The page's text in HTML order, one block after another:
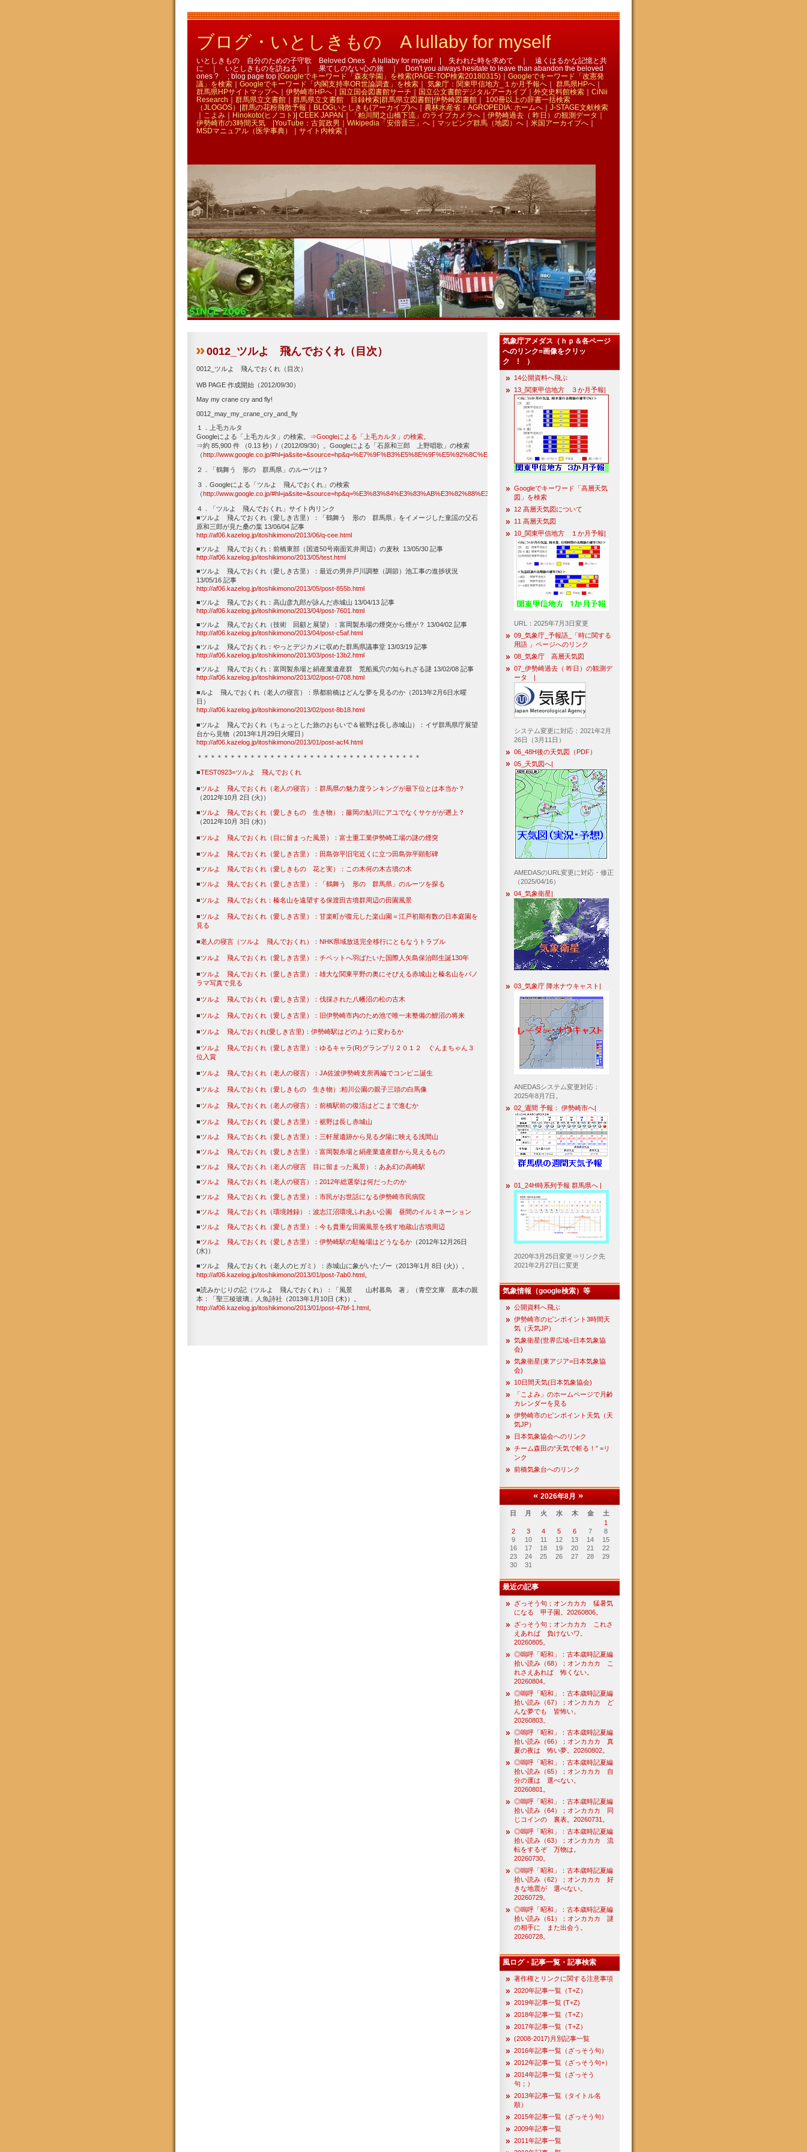
ブログ・いとしきもの A lullaby for myself
いとしきもの 自分のための子守歌 Beloved Ones A lullaby for myself | 失われた時を求めて ｜ 遠くはるかな記憶と共
に ｜ いとしきものを訪ねる ｜ 果てしのない心の旅 ｜ Don't you always hesitate to leave than abandon the beloved
ones ? ; blog page top | Googleでキーワード「森友学園」を検索(PAGE-TOP検索20180315)
Googleでキーワード「改憲発
議」を検索
Googleでキーワード「内閣支持率OR世論調査」を検索 気象庁：関東甲信地方_１か月予報へ 群馬県HPへ
群馬県HPサイトマップへ
伊勢崎市HPへ 国立国会図書館サーチ 国立公文書館デジタルアーカイブ 外交史料館検索
CiNii
Research
群馬県立文書館 群馬県立文書館 目録検索| 群馬県立図書館 伊勢崎図書館
100冊以上の辞書一括検索
（JLOGOS）
群馬の花粉飛散予報 BLOGいとしきも(アーカイブ)へ 農林水産省：AGROPEDIA: ホームへ
J-STAGE文献検索
こよみ Hinokoto(ヒノコト) CEEK JAPAN 「粕川間之山橋下流」のライブカメラへ
伊勢崎過去（ 昨日）の観測データ｜
伊勢崎市の3時間天気 | YouTube：古賀政男｜ Wikipedia「安倍晋三」へ マッピング群馬（地図）へ 米国アーカイブへ
MSDマニュアル（医学事典）
サイト内検索
|
｜x
0012_ツルよ 飛んでおくれ（目次）
0012_ツルよ 飛んでおくれ（目次）
WB PAGE 作成開始（2012/09/30）
May my crane cry and fly!
0012_may_my_crane_cry_and_fly
１．上毛カルタ
Googleによる「上毛カルタ」の検索。 ⇒Googleによる「上毛カルタ」の検索。
⇒約 85,900 件 （0.13 秒）/（2012/09/30）。 Googleによる「石原和三郎 上野唱歌」の検索
（http://www.google.co.jp/#hl=ja&site=&source=hp&q=%E7%9F%B3%E5%8E%9F%E5%92%8C%E4%B8%89%E9%83%8E%E3%80%80%E4%B8%8A%E9%87%8E%E5%94%B1%E6%AD%8C
２．「鶴舞う 形の 群馬県」のルーツは？
３．Googleによる「ツルよ 飛んでおくれ」の検索
（http://www.google.co.jp/#hl=ja&site=&source=hp&q=%E3%83%84%E3%83%AB%E3%82%88%E3%80%80%E9%A3%9B%E3%82%93%E3%81%A7%E3%81%8A%E3%81%8F%E3%82%8C
４．「ツルよ 飛んでおくれ」サイト内リンク
■ツルよ 飛んでおくれ（愛しき古里）：「鶴舞う 形の 群馬県」をイメージした童謡の父石
原和三郎が見た桑の葉 13/06/04 記事
http://af06.kazelog.jp/itoshikimono/2013/06/q-cee.html
■ツルよ 飛んでおくれ：前橋東部（国道50号南面笂井周辺）の麦秋 13/05/30 記事
http://af06.kazelog.jp/itoshikimono/2013/05/test.html
■ツルよ 飛んでおくれ（愛しき古里）：最近の男井戸川調整（調節）池工事の進捗状況
13/05/16 記事
http://af06.kazelog.jp/itoshikimono/2013/05/post-855b.html
■ツルよ 飛んでおくれ：高山彦九郎が詠んだ赤城山 13/04/13 記事
http://af06.kazelog.jp/itoshikimono/2013/04/post-7601.html
■ツルよ 飛んでおくれ（技術 回顧と展望）：富岡製糸場の煙突から煙が？ 13/04/02 記事
http://af06.kazelog.jp/itoshikimono/2013/04/post-c5af.html
■ツルよ 飛んでおくれ：やっとデジカメに収めた群馬県議事堂 13/03/19 記事
http://af06.kazelog.jp/itoshikimono/2013/03/post-13b2.html
■ツルよ 飛んでおくれ：富岡製糸場と絹産業遺産群 荒船風穴の知られざる謎 13/02/08 記事
http://af06.kazelog.jp/itoshikimono/2013/02/post-0708.html
■ルよ 飛んでおくれ（老人の寝言）：県都前橋はどんな夢を見るのか（2013年2月6日水曜
日）
http://af06.kazelog.jp/itoshikimono/2013/02/post-8b18.html
■ツルよ 飛んでおくれ（ちょっとした旅のおもいで＆裾野は長し赤城山）：イザ群馬県庁展望
台から見物（2013年1月29日火曜日）
http://af06.kazelog.jp/itoshikimono/2013/01/post-acf4.html
＊＊＊＊＊＊＊＊＊＊＊＊＊＊＊＊＊＊＊＊＊＊＊＊＊＊＊＊＊＊＊＊＊＊
■TEST0923=ツルよ 飛んでおくれ
■ツルよ 飛んでおくれ（老人の寝言）：群馬県の魅力度ランキングが最下位とは本当か？
（2012年10月 2日 (火)）
■ツルよ 飛んでおくれ（愛しきもの 生き物）；藤岡の鮎川にアユでなくサケがが遡上？
（2012年10月 3日 (水)）
■ツルよ 飛んでおくれ（目に留まった風景）：富士重工業伊勢崎工場の謎の煙突
■ツルよ 飛んでおくれ（愛しき古里）：田島弥平旧宅近くに立つ田島弥平顕彰碑
■ツルよ 飛んでおくれ（愛しきもの 花と実）：この木何の木古墳の木
■ツルよ 飛んでおくれ（愛しき古里）：「鶴舞う 形の 群馬県」のルーツを探る
■ツルよ 飛んでおくれ：榛名山を遠望する保渡田古墳群周辺の田園風景
■ツルよ 飛んでおくれ（愛しき古里）：甘楽町が復元した楽山園＝江戸初期有数の日本庭園を
見る
■老人の寝言（ツルよ 飛んでおくれ）：NHK県域放送完全移行にともなうトラブル
■ツルよ 飛んでおくれ（愛しき古里）：チベットへ羽ばたいた国際人矢島保治郎生誕130年
■ツルよ 飛んでおくれ（愛しき古里）：雄大な関東平野の奥にそびえる赤城山と榛名山をパノ
ラマ写真で見る
■ツルよ 飛んでおくれ（愛しき古里）：伐採された八幡沼の松の古木
■ツルよ 飛んでおくれ（愛しき古里）：旧伊勢崎市内のため池で唯一未整備の鯉沼の将来
■ツルよ 飛んでおくれ(愛しき古里)：伊勢崎駅はどのように変わるか
■ツルよ 飛んでおくれ（愛しき古里）：ゆるキャラ(R)グランプリ２０１２ ぐんまちゃん３
位入賞
■ツルよ 飛んでおくれ（老人の寝言）：JA佐波伊勢崎支所再編でコンビニ誕生
■ツルよ 飛んでおくれ（愛しきもの 生き物）:粕川公園の親子三頭の白馬像
■ツルよ 飛んでおくれ（老人の寝言）：前橋駅前の復活はどこまで進むか
■ツルよ 飛んでおくれ（愛しき古里）：裾野は長し赤城山
■ツルよ 飛んでおくれ（愛しき古里）：三軒屋遺跡から見る夕陽に映える浅間山
■ツルよ 飛んでおくれ（愛しき古里）：富岡製糸場と絹産業遺産群から見えるもの
■ツルよ 飛んでおくれ（老人の寝言 目に留まった風景）：ああ幻の高崎駅
■ツルよ 飛んでおくれ（老人の寝言）：2012年総選挙は何だったのか
■ツルよ 飛んでおくれ（愛しき古里）：市民がお世話になる伊勢崎市民病院
■ツルよ 飛んでおくれ（環境雑録）：波志江沼環境ふれあい公園 昼間のイルミネーション
■ツルよ 飛んでおくれ（愛しき古里）：今も貴重な田園風景を残す地蔵山古墳周辺
■ツルよ 飛んでおくれ（愛しき古里）：伊勢崎駅の駐輪場はどうなるか （2012年12月26日
(水)）
■ツルよ 飛んでおくれ（老人のヒガミ）：赤城山に象がいたゾー（2013年1月 8日 (火)）。
http://af06.kazelog.jp/itoshikimono/2013/01/post-7ab0.html
■読みかじりの記（ツルよ 飛んでおくれ）：「風景 山村暮鳥 著」（青空文庫 底本の親
本：「聖三稜玻璃」人魚詩社（2013年1月10日 (木)）。
http://af06.kazelog.jp/itoshikimono/2013/01/post-47bf-1.html
気象庁アメダス（ｈｐ＆各ページ
へのリンク=画像をクリッ
ク ! ）
14公開資料へ飛ぶ
13_関東甲信地方 ３か月予報|
Googleでキーワード「高層天気
図」を検索
12 高層天気図について
11 高層天気図
10_関東甲信地方 １か月予報|
URL：2025年7月3日変更
09_気象庁_予報語_「時に関する
用語 」ページへのリンク
08_気象庁 高層天気図
07_伊勢崎過去（ 昨日）の観測デ
ータ |
システム変更に対応：2021年2月
26日（3月11日）
06_48H後の天気図（PDF）
05_天気図へ|
AMEDASのURL変更に対応・修正
（2025/04/16）
04_気象衛星|
03_気象庁 降水ナウキャスト|
ANEDASシステム変更対応：
2025年8月7日。
02_週間 予報： 伊勢崎市へ|
01_24H時系列予報 群馬県へ |
2020年3月25日変更⇒リンク先
2021年2月27日に変更
気象情報（google検索）等
公開資料へ飛ぶ
伊勢崎市のピンポイント3時間天
気（天気JP）
気象衛星(世界広域=日本気象協
会)
気象衛星(東アジア=日本気象協
会)
10日間天気(日本気象協会)
「こよみ」のホームページで月齢
カレンダーを見る
伊勢崎市のピンポイント天気（天
気JP）
日本気象協会へのリンク
チーム森田の“天気で斬る！” =リ
ンク
前橋気象台へのリンク
« 2026年8月 »
日 月 火 水 木 金
土
1
2
3 4 5 6 7
8
9
10 11 12 13 14
15
16
17 18 19 20 21
22
23
24 25 26 27 28
29
30
31
最近の記事
ざっそう句；オンカカカ 猛暑気
になる 甲子園。20260806。
ざっそう句；オンカカカ これさ
えあれば 負けないワ。
20260805。
◎嗚呼「昭和」：古本歳時記夏編
拾い読み（68）；オンカカカ こ
れさえあれば 怖くない。
20260804。
◎嗚呼「昭和」：古本歳時記夏編
拾い読み（67）；オンカカカ ど
んな夢でも 皆怖い。
20260803。
◎嗚呼「昭和」：古本歳時記夏編
拾い読み（66）；オンカカカ 真
夏の夜は 怖い夢。20260802。
◎嗚呼「昭和」：古本歳時記夏編
拾い読み（65）；オンカカカ 自
分の運は 選べない。
20260801。
◎嗚呼「昭和」：古本歳時記夏編
拾い読み（64）；オンカカカ 同
じコインの 裏表。20260731。
◎嗚呼「昭和」：古本歳時記夏編
拾い読み（63）；オンカカカ 流
転をするぞ 万物は。
20260730。
◎嗚呼「昭和」：古本歳時記夏編
拾い読み（62）；オンカカカ 好
きな地震が 選べない。
20260729。
◎嗚呼「昭和」：古本歳時記夏編
拾い読み（61）；オンカカカ 謎
の相手に また出会う。
20260728。
風ログ・記事一覧・記事検索
著作権とリンクに関する注意事項
2020年記事一覧（T+Z）
2019年記事一覧 (T+Z)
2018年記事一覧（T+Z）
2017年記事一覧（T+Z）
(2008-2017)月別記事一覧
2016年記事一覧（ざっそう句）
2012年記事一覧（ざっそう句+）
2014年記事一覧（ざっそう
句；）
2013年記事一覧（タイトル名
順）
2015年記事一覧（ざっそう句）
2009年記事一覧
2011年記事一覧